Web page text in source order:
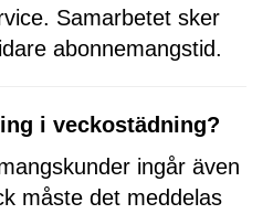
Samarbetet sker
abonnemangstid.
i veckostädning?
ingår även
måste det meddelas